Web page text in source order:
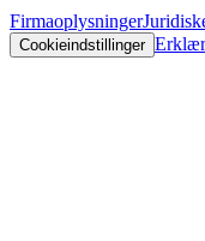
Firmaoplysninger
Cookieindstillinger